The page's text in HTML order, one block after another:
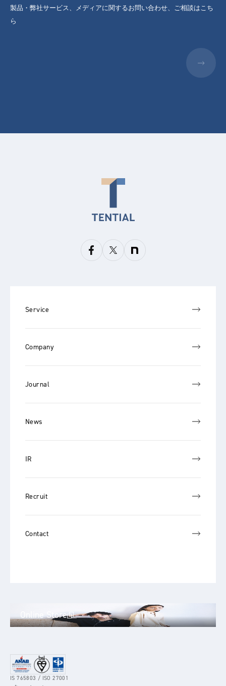
製品・弊社サービス、メディアに関するお問い合わせ、ご相談はこち
ら
Service
Company
Journal
News
IR
Recruit
Contact
Online Store
IS 765803 / ISO 27001